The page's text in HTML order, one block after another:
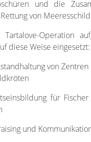
und die
von
Operation
diese Weise eingesetzt:
von Zentren
für
und